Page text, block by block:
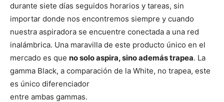
durante siete días seguidos horarios y tareas, sin
importar donde nos encontremos siempre y cuando
nuestra aspiradora se encuentre conectada a una red
inalámbrica. Una maravilla de este producto único en el
mercado es que no solo aspira, sino además trapea. La
gamma Black, a comparación de la White, no trapea, este
es único diferenciador
entre ambas gammas.